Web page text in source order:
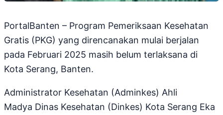
PortalBanten – Program Pemeriksaan Kesehatan
Gratis (PKG) yang direncanakan mulai berjalan
pada Februari 2025 masih belum terlaksana di
Kota Serang, Banten.
Administrator Kesehatan (Adminkes) Ahli
Madya Dinas Kesehatan (Dinkes) Kota Serang Eka